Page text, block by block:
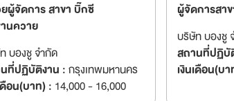
ผู้จัดการ สาขา บิ๊กซี
นควาย
บองชู จำกัด
ที่ปฏิบัติงาน :กรุงเทพมหานคร
ดือน(บาท) : 14,000 - 16,000
ผู้จัดการสา
บริษัท บองชู
สถานที่ปฏิบั
เงินเดือน(บ